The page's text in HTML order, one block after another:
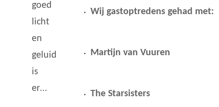
goed
licht
en
geluid
is
er…
Wij gastoptredens gehad met:
Martijn van Vuuren
The Starsisters